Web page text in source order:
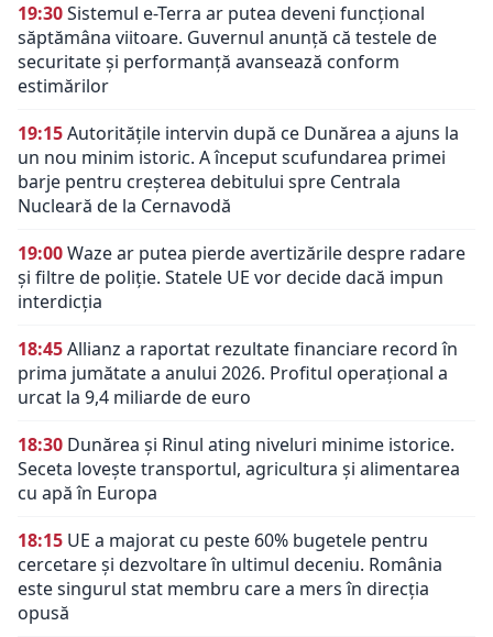
19:30Sistemul e-Terra ar putea deveni funcțional
săptămâna viitoare. Guvernul anunță că testele de
securitate și performanță avansează conform
estimărilor
19:15Autoritățile intervin după ce Dunărea a ajuns la
un nou minim istoric. A început scufundarea primei
barje pentru creșterea debitului spre Centrala
Nucleară de la Cernavodă
19:00Waze ar putea pierde avertizările despre radare
și filtre de poliție. Statele UE vor decide dacă impun
interdicția
18:45Allianz a raportat rezultate financiare record în
prima jumătate a anului 2026. Profitul operațional a
urcat la 9,4 miliarde de euro
18:30 Dunărea și Rinul ating niveluri minime istorice.
Seceta lovește transportul, agricultura și alimentarea
cu apă în Europa
18:15 UE a majorat cu peste 60% bugetele pentru
cercetare și dezvoltare în ultimul deceniu. România
este singurul stat membru care a mers în direcția
opusă